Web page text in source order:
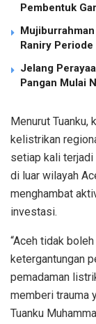
Pembentuk
Raniry
Jelang
Pangan Mulai
Menurut Tuanku,
kelistrikan
setiap kali terjadi
di luar wilayah
menghambat
investasi.
“Aceh tidak
ketergantungan
pemadaman
memberi trauma
Tuanku